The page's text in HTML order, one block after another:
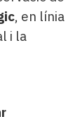
, en línia
i la